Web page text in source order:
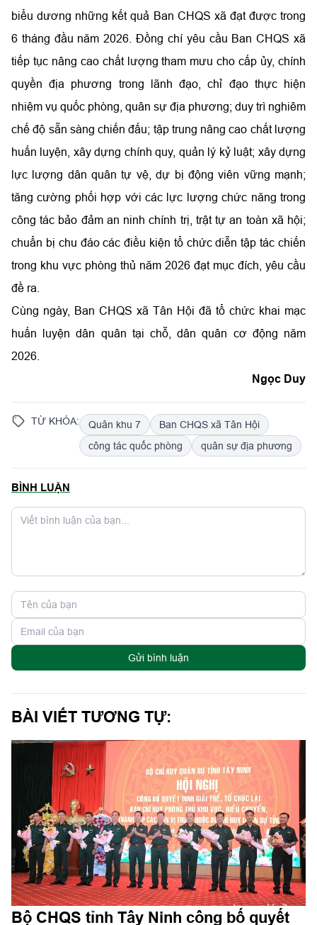
biểu dương những kết quả Ban CHQS xã đạt được trong
6 tháng đầu năm 2026. Đồng chí yêu cầu Ban CHQS xã
tiếp tục nâng cao chất lượng tham mưu cho cấp ủy, chính
quyền địa phương trong lãnh đạo, chỉ đạo thực hiện
nhiệm vụ quốc phòng, quân sự địa phương; duy trì nghiêm
chế độ sẵn sàng chiến đấu; tập trung nâng cao chất lượng
huấn luyện, xây dựng chính quy, quản lý kỷ luật; xây dựng
lực lượng dân quân tự vệ, dự bị động viên vững mạnh;
tăng cường phối hợp với các lực lượng chức năng trong
công tác bảo đảm an ninh chính trị, trật tự an toàn xã hội;
chuẩn bị chu đáo các điều kiện tổ chức diễn tập tác chiến
trong khu vực phòng thủ năm 2026 đạt mục đích, yêu cầu
đề ra.
Cùng ngày, Ban CHQS xã Tân Hội đã tổ chức khai mạc
huấn luyện dân quân tại chỗ, dân quân cơ động năm
2026.
Ngọc Duy
TỪ KHÓA: Quân khu 7
Ban CHQS xã Tân Hội
công tác quốc phòng
quân sự địa phương
BÌNH LUẬN
Gửi bình luận
BÀI VIẾT TƯƠNG TỰ:
Bộ CHQS tỉnh Tây Ninh công bố quyết